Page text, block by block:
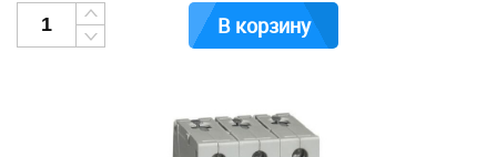
В корзину